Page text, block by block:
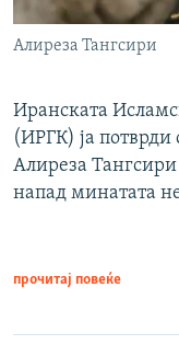
Алиреза Тангсири
Иранската
(ИРГК) ја
Алиреза
напад минатата
прочитај повеќе